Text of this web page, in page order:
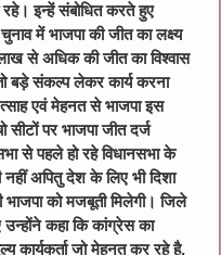
रहे। इन्हें संबोधित करते हुए
में भाजपा की जीत का लक्ष्य
से अधिक की जीत का विश्वास
बड़े संकल्प लेकर कार्य करना
एवं मेहनत से भाजपा इस
सीटों पर भाजपा जीत दर्ज
से पहले हो रहे विधानसभा के
अपितु देश के लिए भी दिशा
को मजबूती मिलेगी। जिले
उन्होंने कहा कि कांग्रेस का
कार्यकर्ता जो मेहनत कर रहे है,